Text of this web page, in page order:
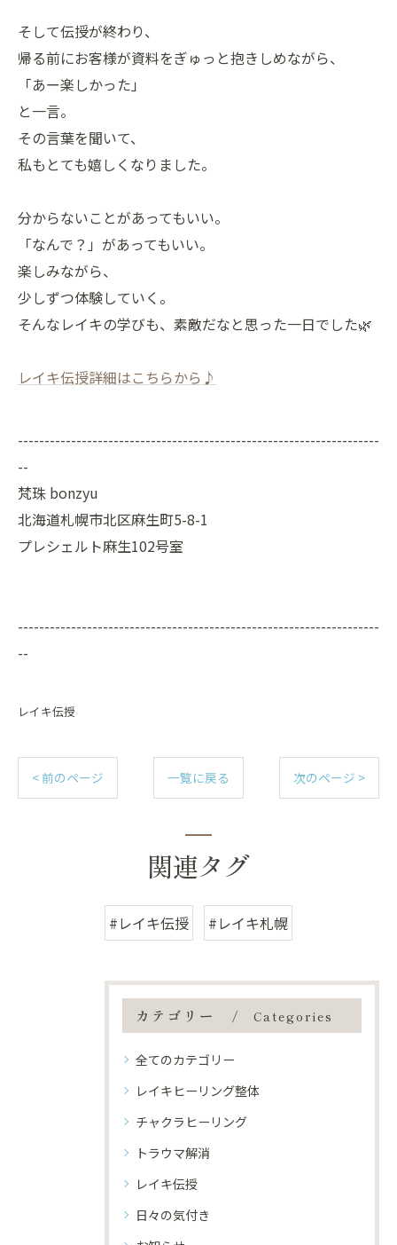
そして伝授が終わり、
帰る前にお客様が資料をぎゅっと抱きしめながら、
「あー楽しかった」
と一言。
その言葉を聞いて、
私もとても嬉しくなりました。
分からないことがあってもいい。
「なんで？」があってもいい。
楽しみながら、
少しずつ体験していく。
そんなレイキの学びも、素敵だなと思った一日でした🌿
レイキ伝授詳細はこちらから♪
--------------------------------------------------------------------
--
梵珠 bonzyu
北海道札幌市北区麻生町5-8-1
プレシェルト麻生102号室
--------------------------------------------------------------------
--
レイキ伝授
< 前のページ 一覧に戻る 次のページ >
関連タグ
#レイキ伝授 #レイキ札幌
カテゴリー Categories
全てのカテゴリー
レイキヒーリング整体
チャクラヒーリング
トラウマ解消
レイキ伝授
日々の気付き
ピンときた方ご予約を♪